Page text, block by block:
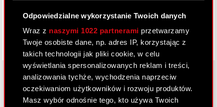
Odpowiedzialne wykorzystanie Twoich danych
Wraz z naszymi 1022 partnerami przetwarzamy
Twoje osobiste dane, np. adres IP, korzystając z
takich technologii jak pliki cookie, w celu
wyświetlania spersonalizowanych reklam i treści,
analizowania tychże, wychodzenia naprzeciw
oczekiwaniom użytkowników i rozwoju produktów.
Masz wybór odnośnie tego, kto używa Twoich
O CD PROJEKT